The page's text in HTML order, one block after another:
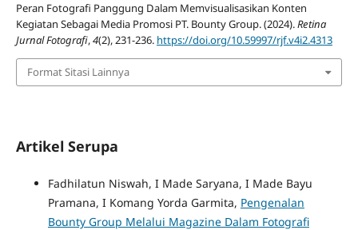
Peran Fotografi Panggung Dalam Memvisualisasikan Konten
Kegiatan Sebagai Media Promosi PT. Bounty Group. (2024).Retina
Jurnal Fotografi,4(2), 231-236. https://doi.org/10.59997/rjf.v4i2.4313
Format Sitasi Lainnya
Artikel Serupa
Fadhilatun Niswah, I Made Saryana, I Made Bayu
Pramana, I Komang Yorda Garmita, Pengenalan
Bounty Group Melalui Magazine Dalam Fotografi